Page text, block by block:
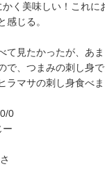
く美味しい！これに
感じる。
て見たかったが、あ
で、つまみの刺し身で
ラマサの刺し身食べ